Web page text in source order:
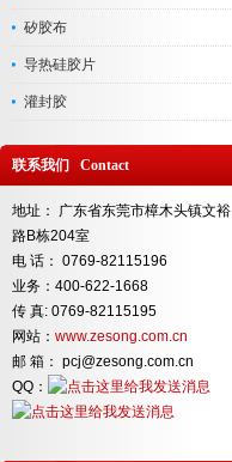
矽胶布
导热硅胶片
灌封胶
联系我们 Contact
地址： 广东省东莞市樟木头镇文裕
路B栋204室
电 话： 0769-82115196
业务：400-622-1668
传 真: 0769-82115195
网站： www.zesong.com.cn
邮 箱： pcj@zesong.com.cn
QQ：